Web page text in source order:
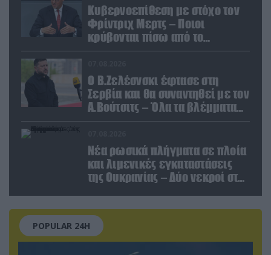
Κυβερνοεπίθεση με στόχο τον
Φρίντριχ Μερτς – Ποιοι
κρύβονται πίσω από το
παραποιημένο βίντεο
Ο Β.Ζελέσνσκι έφτασε στη
Σερβία και θα συναντηθεί με τον
Α.Βούτσιτς – Όλα τα βλέμματα
στις σχέσεις με τη Ρωσία
Νέα ρωσικά πλήγματα σε πλοία
και λιμενικές εγκαταστάσεις
της Ουκρανίας – Δύο νεκροί στην
POPULAR 24H